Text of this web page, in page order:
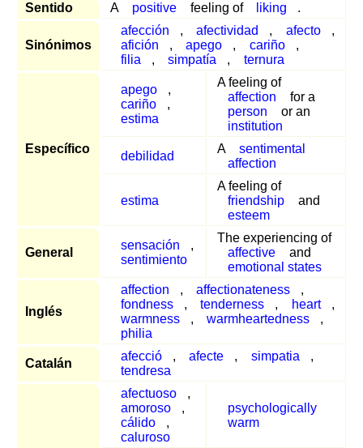
Sentido A positive feeling of liking .
Sinónimos
afección , afectividad , afecto
,
afición
, apego , cariño
,
filia
, simpatía , ternura
Específico
apego
,
cariño
,
estima
A feeling of
affection
for a
person
or an
institution
debilidad
A
sentimental
affection
estima
A feeling of
friendship
and
esteem
General
sensación
,
sentimiento
The experiencing of
affective
and
emotional states
Inglés
affection , affectionateness
,
fondness
, tenderness , heart
,
warmness
, warmheartedness
,
philia
Catalán
afecció , afecte , simpatia
,
tendresa
afectuoso
,
amoroso
,
cálido
,
caluroso
psychologically
warm